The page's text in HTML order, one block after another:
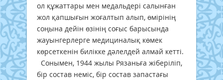
ол құжаттары мен медальдері салынған
жол қапшығын жоғалтып алып, өмірінің
соңына дейін өзінің соғыс барысында
жауынгерлерге медициналық көмек
көрсеткенін билікке дәлелдей алмай кетті.
Сонымен, 1944 жылы Рязаньға жіберіліп,
бір состав неміс, бір состав запастағы